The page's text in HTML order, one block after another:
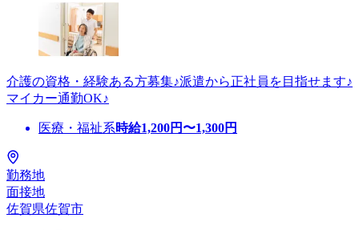
介護の資格・経験ある方募集♪派遣から正社員を目指せます♪
マイカー通勤OK♪
医療・福祉系時給1,200円〜1,300円
勤務地
面接地
佐賀県佐賀市